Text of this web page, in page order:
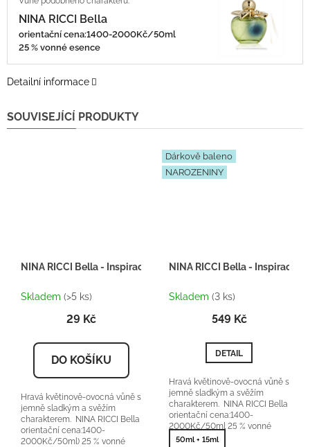
NINA RICCI Bella
orientační cena:1400-2000Kč/50ml
25 % vonné esence
Detailní informace
SOUVISEJÍCÍ PRODUKTY
NINA RICCI Bella - Inspirace F027 - tester 2ml
Skladem (>5 ks)
29 Kč
DO KOŠÍKU
Hravá květinově-ovocná vůně s
jemně sladkým a svěžím
charakterem. NINA RICCI Bella
orientační cena:1400-
2000Kč/50ml) 25 % vonné
Dárkově baleno
NAROZENINY
NINA RICCI Bella - Inspirace
Skladem (3 ks)
549 Kč
DETAIL
Hravá květinově-ovocná vůně s
jemně sladkým a svěžím
charakterem. NINA RICCI Bella
orientační cena:1400-
2000Kč/50ml 25 % vonné
esence
50ml + 15ml